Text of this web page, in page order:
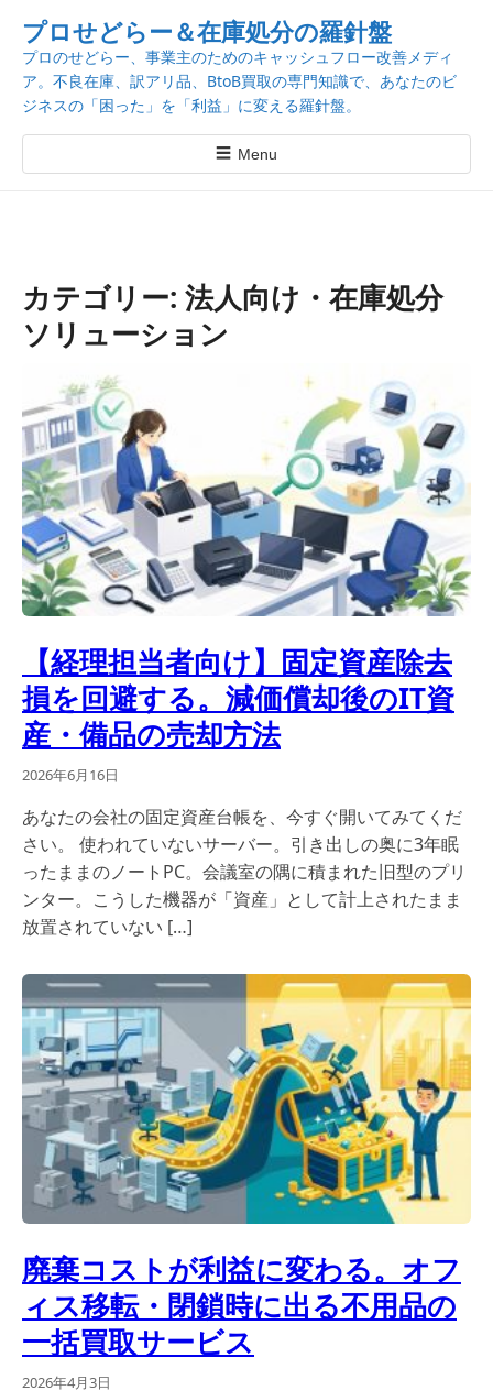
p
t
o
c
o
t
プロせどらー＆在庫処分の羅針盤
プロのせどらー、事業主のためのキャッシュフロー改善メディ
ア。不良在庫、訳アリ品、BtoB買取の専門知識で、あなたのビ
ジネスの「困った」を「利益」に変える羅針盤。
☰ Menu
カテゴリー: 法人向け・在庫処分
ソリューション
【経理担当者向け】固定資産除去
損を回避する。減価償却後のIT資
産・備品の売却方法
2026年6月16日
あなたの会社の固定資産台帳を、今すぐ開いてみてくだ
さい。 使われていないサーバー。引き出しの奥に3年眠
ったままのノートPC。会議室の隅に積まれた旧型のプリ
ンター。こうした機器が「資産」として計上されたまま
放置されていない […]
廃棄コストが利益に変わる。オフ
ィス移転・閉鎖時に出る不用品の
一括買取サービス
2026年4月3日